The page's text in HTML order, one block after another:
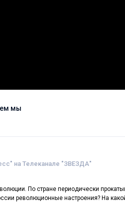
мы
на Телеканале "ЗВЕЗДА"
По стране периодически
революционные настроения? На